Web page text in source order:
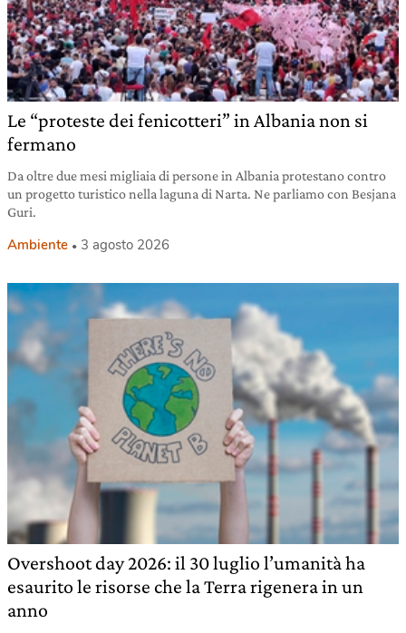
Le “proteste dei fenicotteri” in Albania non si
fermano
Da oltre due mesi migliaia di persone in Albania protestano contro
un progetto turistico nella laguna di Narta. Ne parliamo con Besjana
Guri.
Ambiente 3 agosto 2026
Overshoot day 2026: il 30 luglio l’umanità ha
esaurito le risorse che la Terra rigenera in un
anno